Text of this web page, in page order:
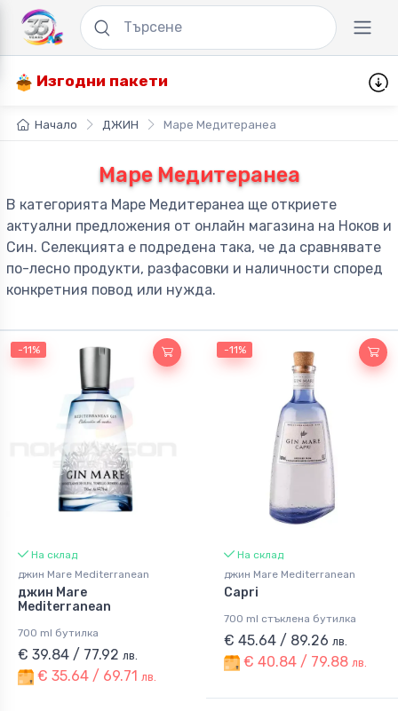
Изгодни пакети
Начало ДЖИН Маре Медитеранеа
Маре Медитеранеа
В категорията Маре Медитеранеа ще откриете
актуални предложения от онлайн магазина на Ноков и
Син. Селекцията е подредена така, че да сравнявате
по-лесно продукти, разфасовки и наличности според
конкретния повод или нужда.
-11%
На склад
джин Mare Mediterranean
джин Mare
Mediterranean
700 ml бутилка
€ 39.84 / 77.92 лв.
€ 35.64 / 69.71 лв.
-11%
На склад
джин Mare Mediterranean
Capri
700 ml стъклена бутилка
€ 45.64 / 89.26 лв.
€ 40.84 / 79.88 лв.